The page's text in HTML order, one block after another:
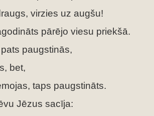
virzies uz augšu!
pārējo viesu priekšā.
paugstinās,
bet,
taps paugstināts.
Jēzus sacīja: